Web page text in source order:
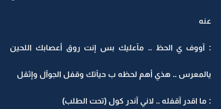
عنه
: آووف ي الحظ .. مآعليك بس إنت روق أعصابك اللحين
يالمعرس .. هذي أهم لحظه ب حيآتك وقفل الجوآل وإثقل
: ما اقدر آقفله .. لاني آندر كول (تحت الطلب)